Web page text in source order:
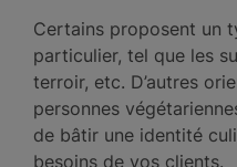
Certains proposent un
particulier, tel que les
terroir, etc. D’autres
personnes
de bâtir une identité
besoins de vos clients.